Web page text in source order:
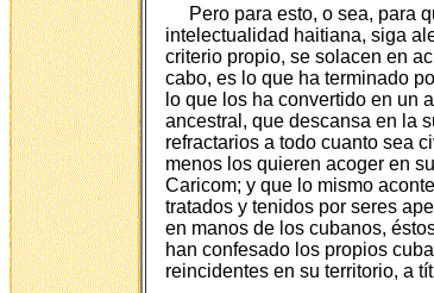
Pero para esto, o sea, para
intelectualidad haitiana, siga
criterio propio, se solacen en
cabo, es lo que ha terminado
lo que los ha convertido en un
ancestral, que descansa en la
refractarios a todo cuanto sea
menos los quieren acoger en
Caricom; y que lo mismo
tratados y tenidos por seres
en manos de los cubanos,
han confesado los propios
reincidentes en su territorio, a